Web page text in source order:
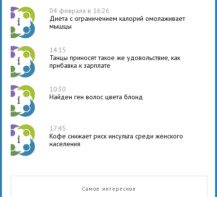
04 февраля в 16:26
Диета с ограничением калорий омолаживает
мышцы
14:15
Танцы приносят такое же удовольствие, как
прибавка к зарплате
10:30
Найден ген волос цвета блонд
17:45
Кофе снижает риск инсульта среди женского
населения
Самое интересное